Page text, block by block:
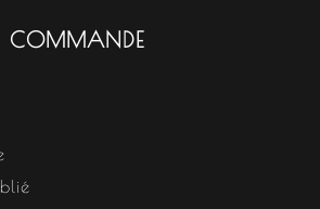
COMMANDE